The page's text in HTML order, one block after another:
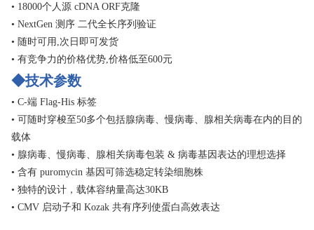
• 18000个人源 cDNA ORF克隆
• NextGen 测序 二代全长序列验证
• 随时可用,次日即可发货
• 有竞争力的价格优势,价格低至600元
◆技术参数
• C-端 Flag-His 标签
• 可随时穿梭至50多个包括腺病毒、慢病毒、腺相关病毒在内的目的
载体
• 腺病毒、慢病毒、腺相关病毒包装 & 病毒基因表达的理想选择
• 含有 puromycin 基因可筛选稳定转染细胞株
• 独特的设计，载体容纳量高达30KB
• CMV 启动子和 Kozak 共有序列使蛋白高效表达